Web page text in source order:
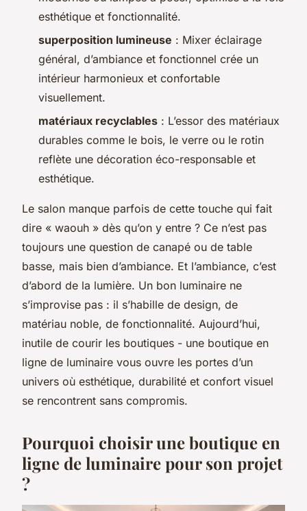
esthétique et fonctionnalité.
superposition lumineuse : Mixer éclairage
général, d’ambiance et fonctionnel crée un
intérieur harmonieux et confortable
visuellement.
matériaux recyclables : L’essor des matériaux
durables comme le bois, le verre ou le rotin
reflète une décoration éco-responsable et
esthétique.
Le salon manque parfois de cette touche qui fait
dire « waouh » dès qu’on y entre ? Ce n’est pas
toujours une question de canapé ou de table
basse, mais bien d’ambiance. Et l’ambiance, c’est
d’abord de la lumière. Un bon luminaire ne
s’improvise pas : il s’habille de design, de
matériau noble, de fonctionnalité. Aujourd’hui,
inutile de courir les boutiques - une boutique en
ligne de luminaire vous ouvre les portes d’un
univers où esthétique, durabilité et confort visuel
se rencontrent sans compromis.
Pourquoi choisir une boutique en
ligne de luminaire pour son projet
?